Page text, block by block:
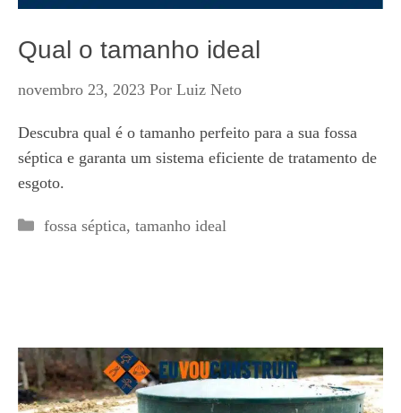
Qual o tamanho ideal
novembro 23, 2023 Por Luiz Neto
Descubra qual é o tamanho perfeito para a sua fossa
séptica e garanta um sistema eficiente de tratamento de
esgoto.
Categorias
fossa séptica, tamanho ideal